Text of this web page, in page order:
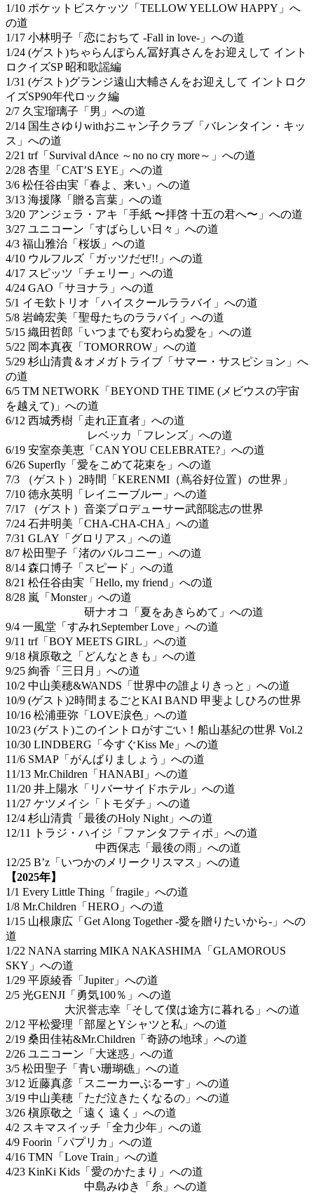
1/10 ポケットビスケッツ「TELLOW YELLOW HAPPY」へ
の道
1/17 小林明子「恋におちて -Fall in love-」への道
1/24 (ゲスト)ちゃらんぽらん冨好真さんをお迎えして イント
ロクイズSP 昭和歌謡編
1/31 (ゲスト)グランジ遠山大輔さんをお迎えして イントロク
イズSP90年代ロック編
2/7 久宝瑠璃子「男」への道
2/14 国生さゆりwithおニャン子クラブ「バレンタイン・キッ
ス」への道
2/21 trf「Survival dAnce ～no no cry more～」への道
2/28 杏里「CAT’S EYE」への道
3/6 松任谷由実「春よ、来い」への道
3/13 海援隊「贈る言葉」への道
3/20 アンジェラ・アキ「手紙 〜拝啓 十五の君へ〜」への道
3/27 ユニコーン「すばらしい日々」への道
4/3 福山雅治「桜坂」への道
4/10 ウルフルズ「ガッツだぜ!!」への道
4/17 スピッツ「チェリー」への道
4/24 GAO「サヨナラ」への道
5/1 イモ欽トリオ「ハイスクールララバイ」への道
5/8 岩崎宏美「聖母たちのララバイ」への道
5/15 織田哲郎「いつまでも変わらぬ愛を」への道
5/22 岡本真夜「TOMORROW」への道
5/29 杉山清貴＆オメガトライブ「サマー・サスピション」へ
の道
6/5 TM NETWORK「BEYOND THE TIME (メビウスの宇宙
を越えて)」への道
6/12 西城秀樹「走れ正直者」への道
レベッカ「フレンズ」への道
6/19 安室奈美恵「CAN YOU CELEBRATE?」への道
6/26 Superfly「愛をこめて花束を」への道
7/3 （ゲスト）2時間「KERENMI（蔦谷好位置）の世界」
7/10 徳永英明「レイニーブルー」への道
7/17 （ゲスト）音楽プロデューサー武部聡志の世界
7/24 石井明美「CHA-CHA-CHA」への道
7/31 GLAY「グロリアス」への道
8/7 松田聖子「渚のバルコニー」への道
8/14 森口博子「スピード」への道
8/21 松任谷由実「Hello, my friend」への道
8/28 嵐「Monster」への道
研ナオコ「夏をあきらめて」への道
9/4 一風堂「すみれSeptember Love」への道
9/11 trf「BOY MEETS GIRL」への道
9/18 槇原敬之「どんなときも」への道
9/25 絢香「三日月」への道
10/2 中山美穂&WANDS「世界中の誰よりきっと」への道
10/9 (ゲスト)2時間まるごとKAI BAND 甲斐よしひろの世界
10/16 松浦亜弥「LOVE涙色」への道
10/23 (ゲスト)このイントロがすごい！船山基紀の世界 Vol.2
10/30 LINDBERG「今すぐKiss Me」への道
11/6 SMAP「がんばりましょう」への道
11/13 Mr.Children「HANABI」への道
11/20 井上陽水「リバーサイドホテル」への道
11/27 ケツメイシ「トモダチ」への道
12/4 杉山清貴「最後のHoly Night」への道
12/11 トラジ・ハイジ「ファンタフティポ」への道
中西保志「最後の雨」への道
12/25 B’z「いつかのメリークリスマス」への道
【2025年】
1/1 Every Little Thing「fragile」への道
1/8 Mr.Children「HERO」への道
1/15 山根康広「Get Along Together -愛を贈りたいから-」への
道
1/22 NANA starring MIKA NAKASHIMA「GLAMOROUS
SKY」への道
1/29 平原綾香「Jupiter」への道
2/5 光GENJI「勇気100％」への道
大沢誉志幸「そして僕は途方に暮れる」への道
2/12 平松愛理「部屋とYシャツと私」への道
2/19 桑田佳祐&Mr.Children「奇跡の地球」への道
2/26 ユニコーン「大迷惑」への道
3/5 松田聖子「青い珊瑚礁」への道
3/12 近藤真彦「スニーカーぶるーす」への道
3/19 中山美穂「ただ泣きたくなるの」への道
3/26 槇原敬之「遠く 遠く」への道
4/2 スキマスイッチ「全力少年」への道
4/9 Foorin「パプリカ」への道
4/16 TMN「Love Train」への道
4/23 KinKi Kids「愛のかたまり」への道
中島みゆき「糸」への道